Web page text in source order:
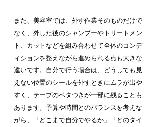
また、美容室では、外す作業そのものだけで
なく、外した後のシャンプーやトリートメン
ト、カットなどを組み合わせて全体のコンデ
ィションを整えながら進められる点も大きな
違いです。自分で行う場合は、どうしても見
えない位置のシールを外すときにムラが出や
すく、テープのベタつきが一部に残ることも
あります。予算や時間とのバランスを考えな
がら、「どこまで自分でやるか」「どのタイ